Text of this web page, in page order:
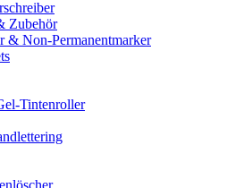
Zubehör
& Non-Permanentmarker
Tintenroller